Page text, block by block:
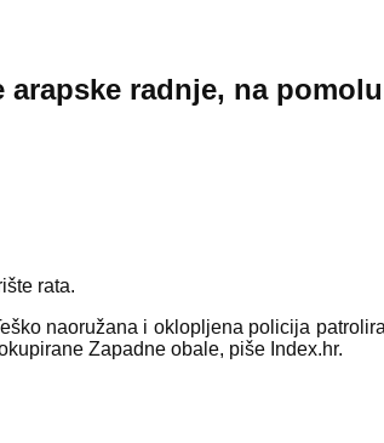
radnje, na
rata.
naoružana i oklopljena policija
Zapadne obale, piše Index.hr.